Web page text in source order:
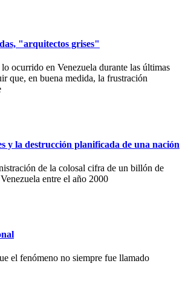
"arquitectos grises"
ocurrido en Venezuela durante las últimas
que, en buena medida, la frustración
y la destrucción planificada de una nación
de la colosal cifra de un billón de
entre el año 2000
el fenómeno no siempre fue llamado